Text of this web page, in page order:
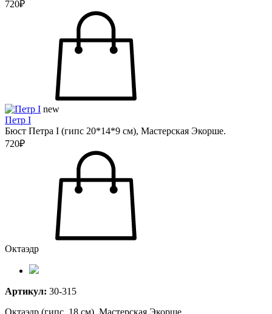
720₽
new
Петр I
Бюст Петра I (гипс 20*14*9 см), Мастерская Экорше.
720₽
Октаэдр
Артикул: 30-315
Октаэдр (гипс, 18 см), Мастерская Экорше.